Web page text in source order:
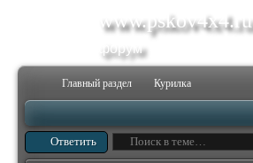
www.pskov4x4.ru
форум
Главный раздел Курилка
Ответить